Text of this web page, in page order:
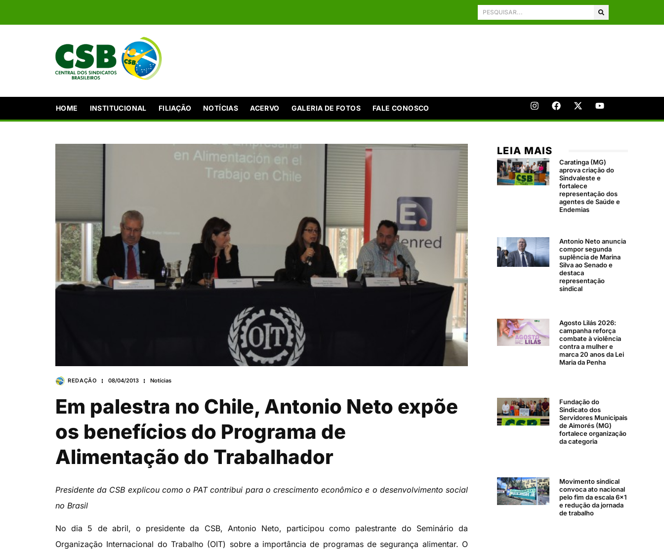
HOME INSTITUCIONAL FILIAÇÃO NOTÍCIAS ACERVO GALERIA DE FOTOS FALE CONOSCO
REDAÇÃO 08/04/2013 Notícias
Em palestra no Chile, Antonio Neto expõe
os benefícios do Programa de
Alimentação do Trabalhador
Presidente da CSB explicou como o PAT contribui para o crescimento econômico e o desenvolvimento social
no Brasil
No dia 5 de abril, o presidente da CSB, Antonio Neto, participou como palestrante do Seminário da
Organização Internacional do Trabalho (OIT) sobre a importância de programas de segurança alimentar. O
LEIA MAIS
Caratinga (MG)
aprova criação do
Sindvaleste e
fortalece
representação dos
agentes de Saúde e
Endemias
Antonio Neto anuncia
compor segunda
suplência de Marina
Silva ao Senado e
destaca
representação
sindical
Agosto Lilás 2026:
campanha reforça
combate à violência
contra a mulher e
marca 20 anos da Lei
Maria da Penha
Fundação do
Sindicato dos
Servidores Municipais
de Aimorés (MG)
fortalece organização
da categoria
Movimento sindical
convoca ato nacional
pelo fim da escala 6×1
e redução da jornada
de trabalho